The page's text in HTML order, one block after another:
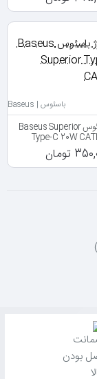
باسئوس | Baseus
کابل شارژ باسئوس Baseus Superior
Type-C 20W
تومان